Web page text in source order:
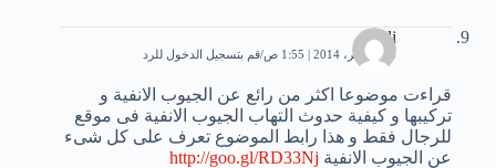
Ali
16 نوفمبر، 2014 | 1:55 ص قم بتسجيل الدخول للرد
قراءت موضوعا اكثر من رائع عن الجيوب الانفية و
تركيبها و كيفية حدوث التهاب الجيوب الانفية فى موقع
للرجال فقط و هذا رابط الموضوع تعرف على كل شىء
عن الجيوب الانفية http://goo.gl/RD33Nj